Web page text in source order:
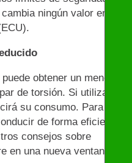
ningún valor en el
obtener un menor
de torsión. Si utiliza
su consumo. Para
de forma eficiente
consejos sobre
en una nueva ventana)